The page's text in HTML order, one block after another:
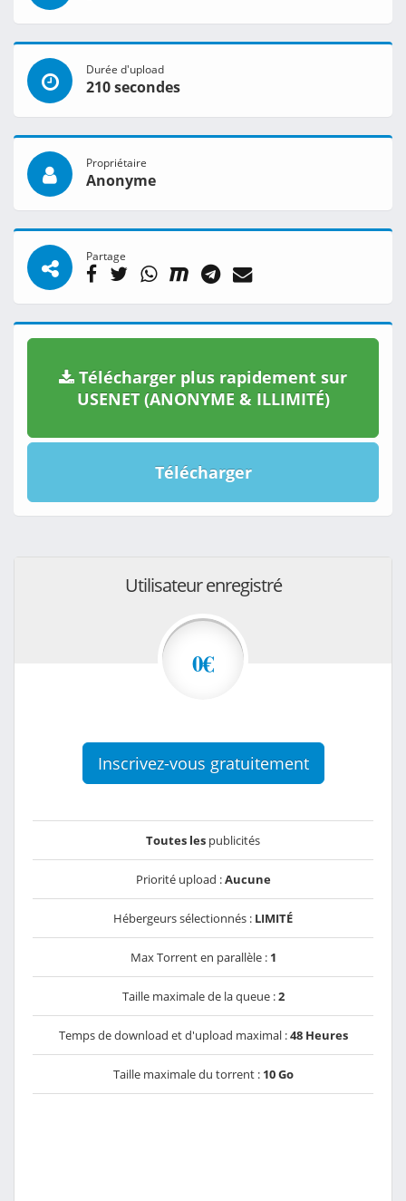
Durée d'upload
210 secondes
Propriétaire
Anonyme
Partage
Télécharger plus rapidement sur
USENET (ANONYME & ILLIMITÉ)
Télécharger
Utilisateur enregistré
0€
Inscrivez-vous gratuitement
Toutes les publicités
Priorité upload :Aucune
Hébergeurs sélectionnés : LIMITÉ
Max Torrent en parallèle : 1
Taille maximale de la queue :2
Temps de download et d'upload maximal :48 Heures
Taille maximale du torrent : 10 Go